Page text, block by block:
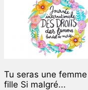
Tu seras une
fille Si malgré...